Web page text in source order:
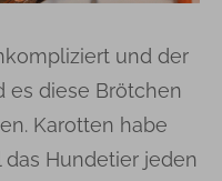
und der
es diese Brötchen
Karotten habe
Hundetier jeden